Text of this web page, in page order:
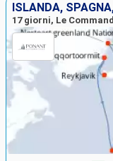
ISLANDA,
17 giorni, Le